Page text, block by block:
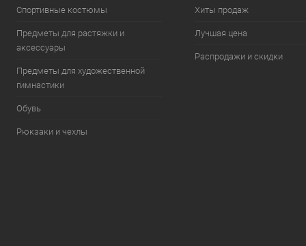
Спортивные костюмы
Предметы для растяжки и
аксессуары
Предметы для художественной
гимнастики
Обувь
Рюкзаки и чехлы
Хиты продаж
Лучшая цена
Распродажи и скидки